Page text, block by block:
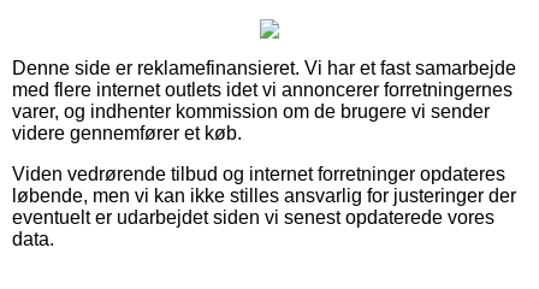
Denne side er reklamefinansieret. Vi har et fast samarbejde
med flere internet outlets idet vi annoncerer forretningernes
varer, og indhenter kommission om de brugere vi sender
videre gennemfører et køb.
Viden vedrørende tilbud og internet forretninger opdateres
løbende, men vi kan ikke stilles ansvarlig for justeringer der
eventuelt er udarbejdet siden vi senest opdaterede vores
data.